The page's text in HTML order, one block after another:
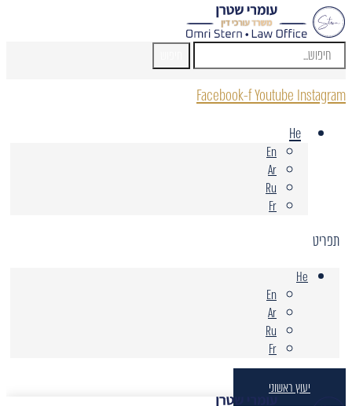
Facebook-fYoutube Instagram
He
En
Ar
Ru
Fr
תפריט
He
En
Ar
Ru
Fr
יעוץ ראשוני